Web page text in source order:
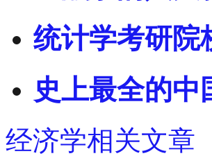
统计学考研院
史上最全的中
经济学相关文章